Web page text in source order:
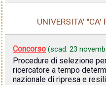
UNIVERSITA' "CA'
Concorso (scad. 23
Procedure di selezione
ricercatore a tempo
nazionale di ripresa e